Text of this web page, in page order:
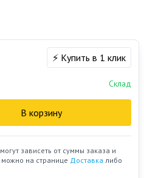
⚡ Купить в 1 клик
Склад
В корзину
зависеть от суммы заказа и
можно на странице Доставка либо